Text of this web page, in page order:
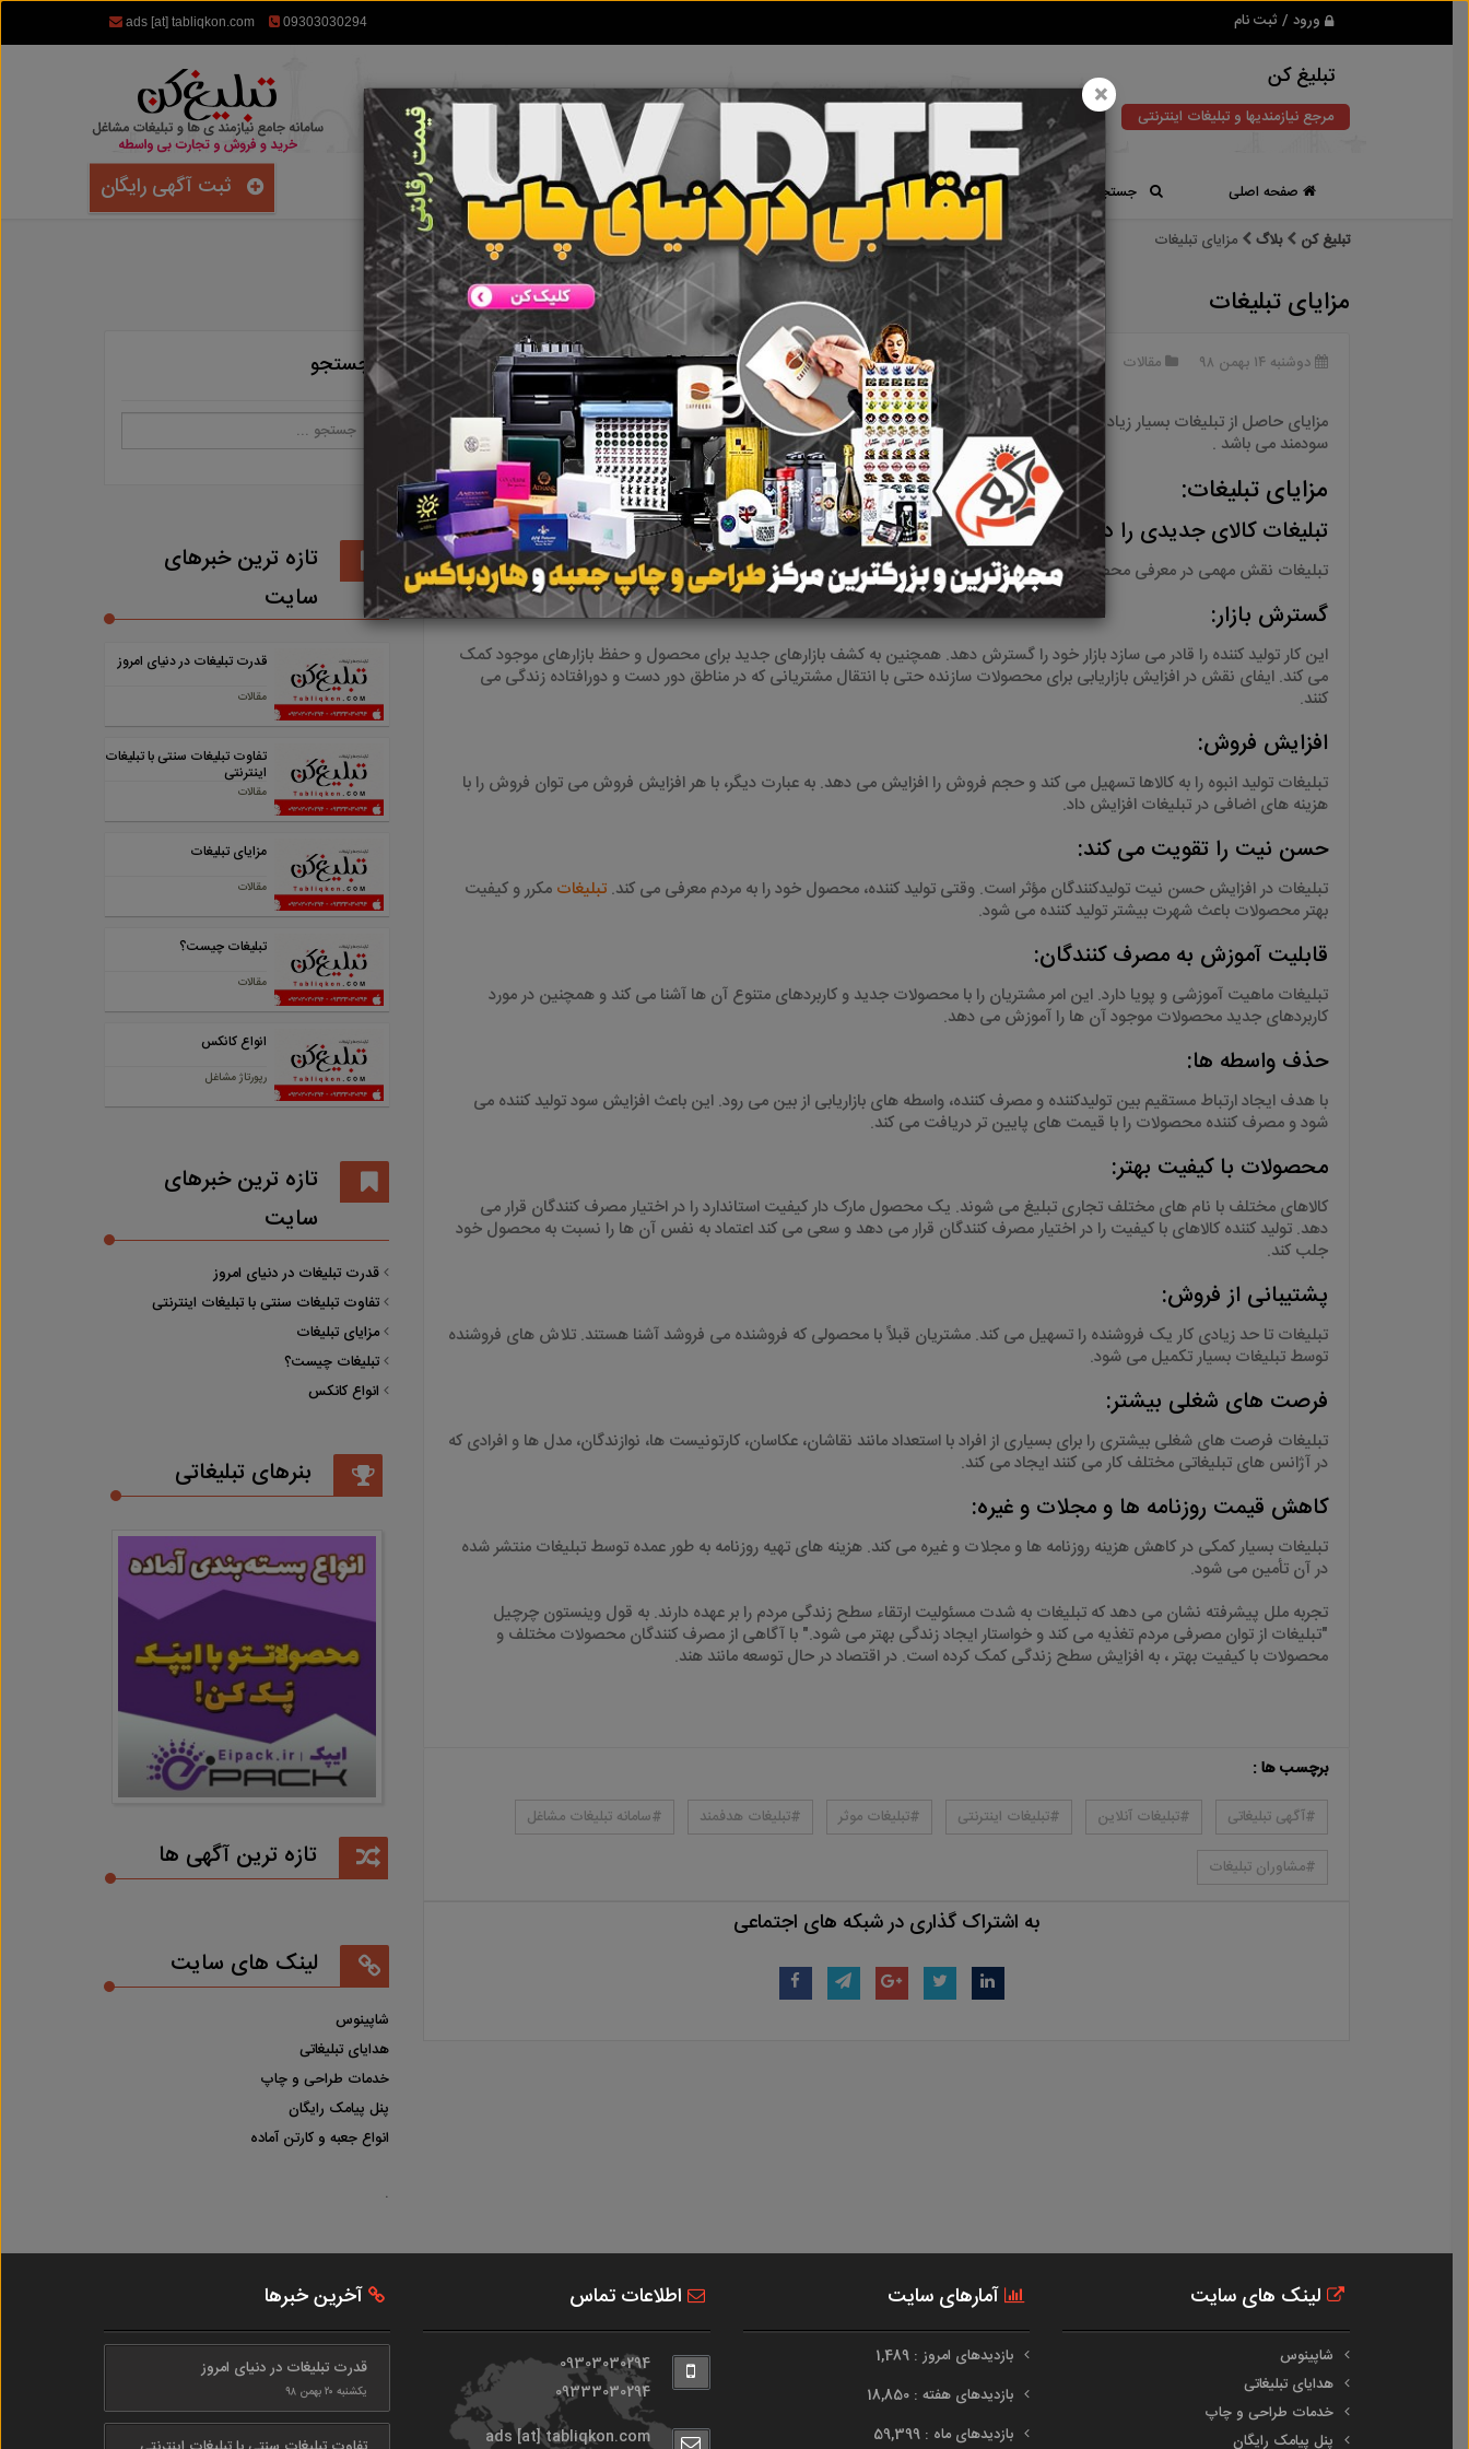
ورود / ثبت نام ads [at] tabliqkon.com 09303030294
تبلیغ کن
مرجع نیازمندیها و تبلیغات اینترنتی
صفحه اصلی جستجوی سریع تعرفه آگهی ها خبرهای سایت تماس با ما ثبت آگهی رایگان
تبلیغ کن بلاگ مزایای تبلیغات
مزایای تبلیغات
دوشنبه ۱۴ بهمن ۹۸ مقالات
مزایای حاصل از تبلیغات بسیار زیاد است. و همانطور که گفته شد تبلیغات برای تولید کنندگان، بازرگانان، مصرف کنندگان و جامعه بسیار
سودمند می باشد .
مزایای تبلیغات:
تبلیغات کالای جدیدی را در بازار معرفی می کند:
تبلیغات نقش مهمی در معرفی محصول جدید در بازار دارد. این کار مردم را به خرید محصول ترقیب می کند.
گسترش بازار:
این کار تولید کننده را قادر می سازد بازار خود را گسترش دهد. همچنین به کشف بازارهای جدید برای محصول و حفظ بازارهای موجود کمک
می کند. ایفای نقش در افزایش بازاریابی برای محصولات سازنده حتی با انتقال مشتریانی که در مناطق دور دست و دورافتاده زندگی می
کنند.
افزایش فروش:
تبلیغات تولید انبوه را به کالاها تسهیل می کند و حجم فروش را افزایش می دهد. به عبارت دیگر، با هر افزایش فروش می توان فروش را با
هزینه های اضافی در تبلیغات افزایش داد.
حسن نیت را تقویت می کند:
تبلیغات در افزایش حسن نیت تولیدکنندگان مؤثر است. وقتی تولید کننده، محصول خود را به مردم معرفی می کند. تبلیغات مکرر و کیفیت
بهتر محصولات باعث شهرت بیشتر تولید کننده می شود.
قابلیت آموزش به مصرف کنندگان:
تبلیغات ماهیت آموزشی و پویا دارد. این امر مشتریان را با محصولات جدید و کاربردهای متنوع آن ها آشنا می کند و همچنین در مورد
کاربردهای جدید محصولات موجود آن ها را آموزش می دهد.
حذف واسطه ها:
با هدف ایجاد ارتباط مستقیم بین تولیدکننده و مصرف کننده، واسطه های بازاریابی از بین می رود. این باعث افزایش سود تولید کننده می
شود و مصرف کننده محصولات را با قیمت های پایین تر دریافت می کند.
محصولات با کیفیت بهتر:
کالاهای مختلف با نام های مختلف تجاری تبلیغ می شوند. یک محصول مارک دار کیفیت استاندارد را در اختیار مصرف کنندگان قرار می
دهد. تولید کننده کالاهای با کیفیت را در اختیار مصرف کنندگان قرار می دهد و سعی می کند اعتماد به نفس آن ها را نسبت به محصول خود
جلب کند.
پشتیبانی از فروش:
تبلیغات تا حد زیادی کار یک فروشنده را تسهیل می کند. مشتریان قبلاً با محصولی که فروشنده می فروشد آشنا هستند. تلاش های فروشنده
توسط تبلیغات بسیار تکمیل می شود.
فرصت های شغلی بیشتر:
تبلیغات فرصت های شغلی بیشتری را برای بسیاری از افراد با استعداد مانند نقاشان، عکاسان، کارتونیست ها، نوازندگان، مدل ها و افرادی که
در آژانس های تبلیغاتی مختلف کار می کنند ایجاد می کند.
کاهش قیمت روزنامه ها و مجلات و غیره:
تبلیغات بسیار کمکی در کاهش هزینه روزنامه ها و مجلات و غیره می کند. هزینه های تهیه روزنامه به طور عمده توسط تبلیغات منتشر شده
در آن تأمین می شود.
تجربه ملل پیشرفته نشان می دهد که تبلیغات به شدت مسئولیت ارتقاء سطح زندگی مردم را بر عهده دارند. به قول وینستون چرچیل
"تبلیغات از توان مصرفی مردم تغذیه می کند و خواستار ایجاد زندگی بهتر می شود." با آگاهی از مصرف کنندگان محصولات مختلف و
محصولات با کیفیت بهتر ، به افزایش سطح زندگی کمک کرده است. در اقتصاد در حال توسعه مانند هند.
برچسب ها :
#آگهی تبلیغاتی #تبلیغات آنلاین #تبلیغات اینترنتی #تبلیغات موثر #تبلیغات هدفمند #سامانه تبلیغات مشاغل
#مشاوران تبلیغات
به اشتراک گذاری در شبکه های اجتماعی
جستجو
تازه ترین خبرهای
سایت
قدرت تبلیغات در دنیای امروز
مقالات
تفاوت تبلیغات سنتی با تبلیغات
اینترنتی
مقالات
مزایای تبلیغات
مقالات
تبلیغات چیست؟
مقالات
انواع کانکس
رپورتاژ مشاغل
تازه ترین خبرهای
سایت
قدرت تبلیغات در دنیای امروز
تفاوت تبلیغات سنتی با تبلیغات اینترنتی
مزایای تبلیغات
تبلیغات چیست؟
انواع کانکس
بنرهای تبلیغاتی
تازه ترین آگهی ها
لینک های سایت
شاپینوس
هدایای تبلیغاتی
خدمات طراحی و چاپ
پنل پیامک رایگان
انواع جعبه و کارتن آماده
.
لینک های سایت
شاپینوس
هدایای تبلیغاتی
خدمات طراحی و چاپ
پنل پیامک رایگان
آمارهای سایت
بازدیدهای امروز : 1,489
بازدیدهای هفته : 18,850
بازدیدهای ماه : 59,399
اطلاعات تماس
09303030294
09333030294
ads [at] tabliqkon.com
آخرین خبرها
قدرت تبلیغات در دنیای امروز
یکشنبه ۲۰ بهمن ۹۸
×